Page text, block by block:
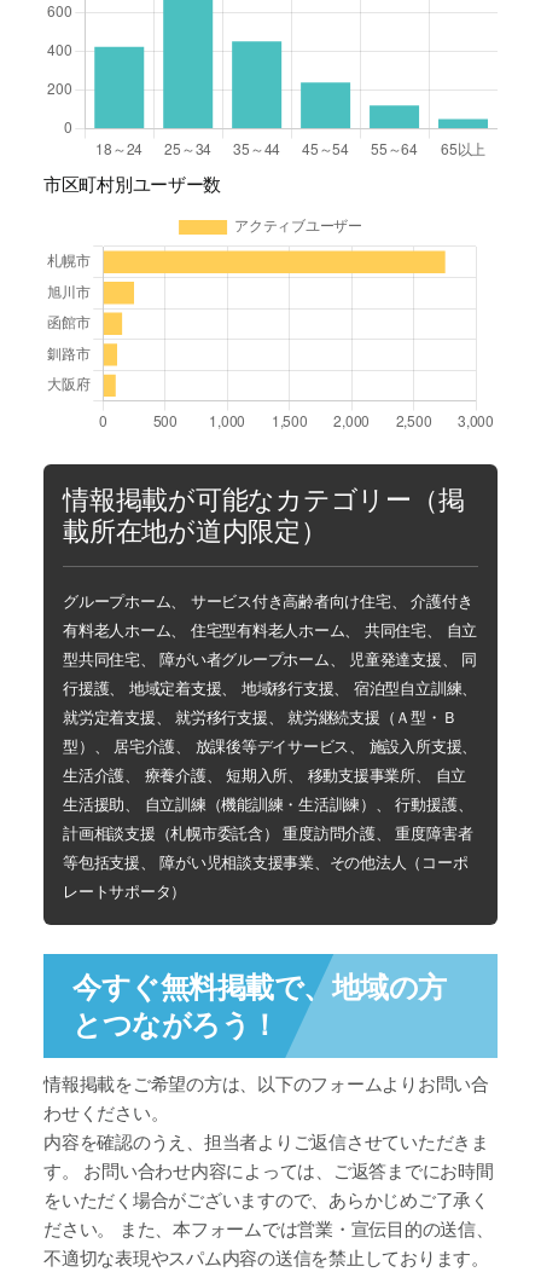
市区町村別ユーザー数
情報掲載が可能なカテゴリー（掲
載所在地が道内限定）
グループホーム、 サービス付き高齢者向け住宅、 介護付き
有料老人ホーム、 住宅型有料老人ホーム、 共同住宅、 自立
型共同住宅、 障がい者グループホーム、 児童発達支援、 同
行援護、 地域定着支援、 地域移行支援、 宿泊型自立訓練、
就労定着支援、 就労移行支援、 就労継続支援（Ａ型・Ｂ
型）、 居宅介護、 放課後等デイサービス、 施設入所支援、
生活介護、 療養介護、 短期入所、 移動支援事業所、 自立
生活援助、 自立訓練（機能訓練・生活訓練）、 行動援護、
計画相談支援（札幌市委託含） 重度訪問介護、 重度障害者
等包括支援、 障がい児相談支援事業、その他法人（コーポ
レートサポータ）
今すぐ無料掲載で、地域の方
とつながろう！
情報掲載をご希望の方は、以下のフォームよりお問い合
わせください。
内容を確認のうえ、担当者よりご返信させていただきま
す。 お問い合わせ内容によっては、ご返答までにお時間
をいただく場合がございますので、あらかじめご了承く
ださい。 また、本フォームでは営業・宣伝目的の送信、
不適切な表現やスパム内容の送信を禁止 しております。